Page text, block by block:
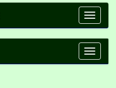
Toggle
Toggle